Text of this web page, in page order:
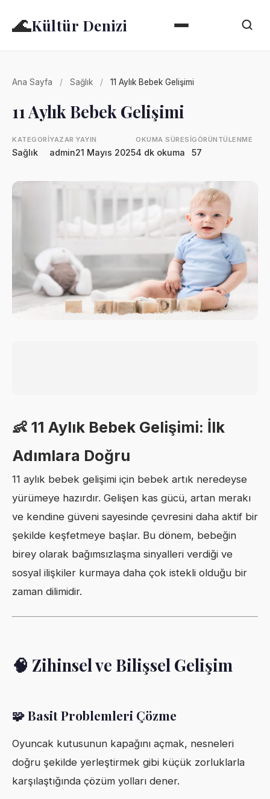
🌊Kültür Denizi
Ana Sayfa / Sağlık / 11 Aylık Bebek Gelişimi
11 Aylık Bebek Gelişimi
KATEGORI
Sağlık
YAZAR
admin
YAYIN
21 Mayıs 2025
OKUMA SÜRESI
4 dk okuma
GÖRÜNTÜLENME
57
👶 11 Aylık Bebek Gelişimi: İlk
Adımlara Doğru
11 aylık bebek gelişimi için bebek artık neredeyse
yürümeye hazırdır. Gelişen kas gücü, artan merakı
ve kendine güveni sayesinde çevresini daha aktif bir
şekilde keşfetmeye başlar. Bu dönem, bebeğin
birey olarak bağımsızlaşma sinyalleri verdiği ve
sosyal ilişkiler kurmaya daha çok istekli olduğu bir
zaman dilimidir.
🧠 Zihinsel ve Bilişsel Gelişim
🧩 Basit Problemleri Çözme
Oyuncak kutusunun kapağını açmak, nesneleri
doğru şekilde yerleştirmek gibi küçük zorluklarla
karşılaştığında çözüm yolları dener.